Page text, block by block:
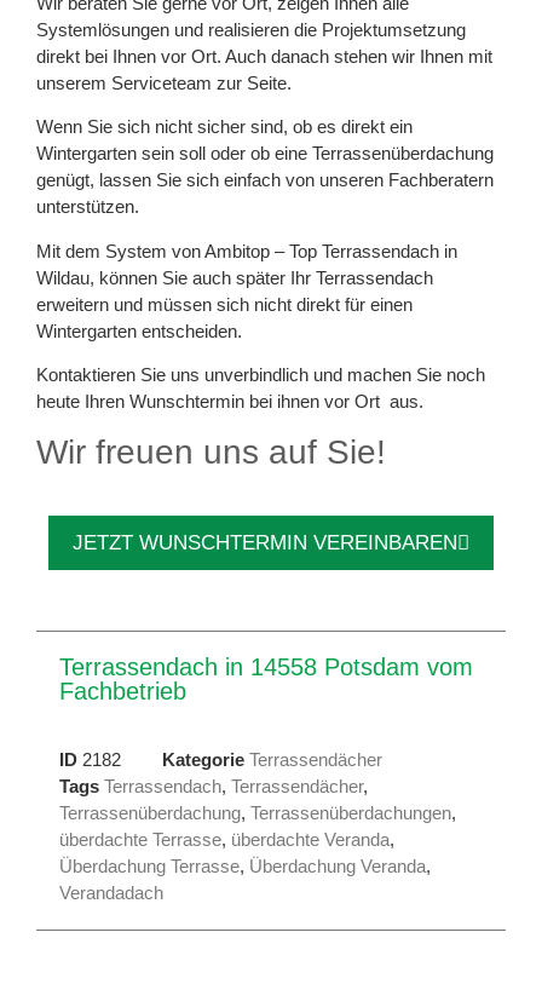
Systemlösungen und realisieren die Projektumsetzung
direkt bei Ihnen vor Ort. Auch danach stehen wir Ihnen mit
unserem Serviceteam zur Seite.
Wenn Sie sich nicht sicher sind, ob es direkt ein
Wintergarten sein soll oder ob eine Terrassenüberdachung
genügt, lassen Sie sich einfach von unseren Fachberatern
unterstützen.
Mit dem System von Ambitop – Top Terrassendach in
Wildau, können Sie auch später Ihr Terrassendach
erweitern und müssen sich nicht direkt für einen
Wintergarten entscheiden.
Kontaktieren Sie uns unverbindlich und machen Sie noch
heute Ihren Wunschtermin bei ihnen vor Ort aus.
Wir freuen uns auf Sie!
JETZT WUNSCHTERMIN VEREINBAREN
Terrassendach in 14558 Potsdam vom
Fachbetrieb
ID 2182 Kategorie Terrassendächer
Tags Terrassendach, Terrassendächer,
Terrassenüberdachung, Terrassenüberdachungen,
überdachte Terrasse, überdachte Veranda,
Überdachung Terrasse, Überdachung Veranda,
Verandadach